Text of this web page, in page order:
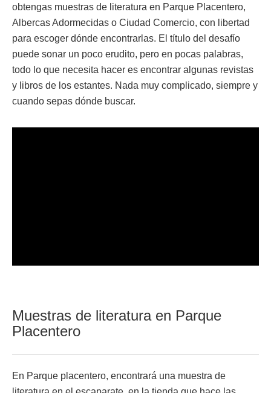
obtengas muestras de literatura en Parque Placentero,
Albercas Adormecidas o Ciudad Comercio, con libertad
para escoger dónde encontrarlas. El título del desafío
puede sonar un poco erudito, pero en pocas palabras,
todo lo que necesita hacer es encontrar algunas revistas
y libros de los estantes. Nada muy complicado, siempre y
cuando sepas dónde buscar.
Muestras de literatura en Parque
Placentero
En Parque placentero, encontrará una muestra de